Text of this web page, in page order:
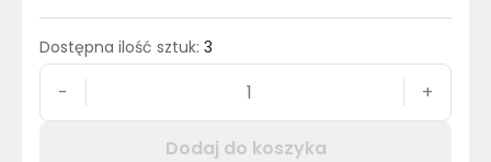
Dostępna ilość sztuk: 3
- +
Dodaj do koszyka